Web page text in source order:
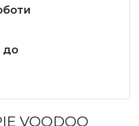
до
VOODOO